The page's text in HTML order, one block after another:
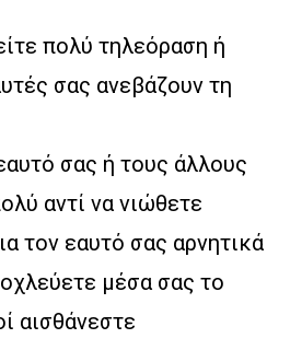
πολύ τηλεόραση ή
σας ανεβάζουν τη
σας ή τους άλλους
αντί να νιώθετε
τον εαυτό σας αρνητικά
μέσα σας το
αισθάνεστε